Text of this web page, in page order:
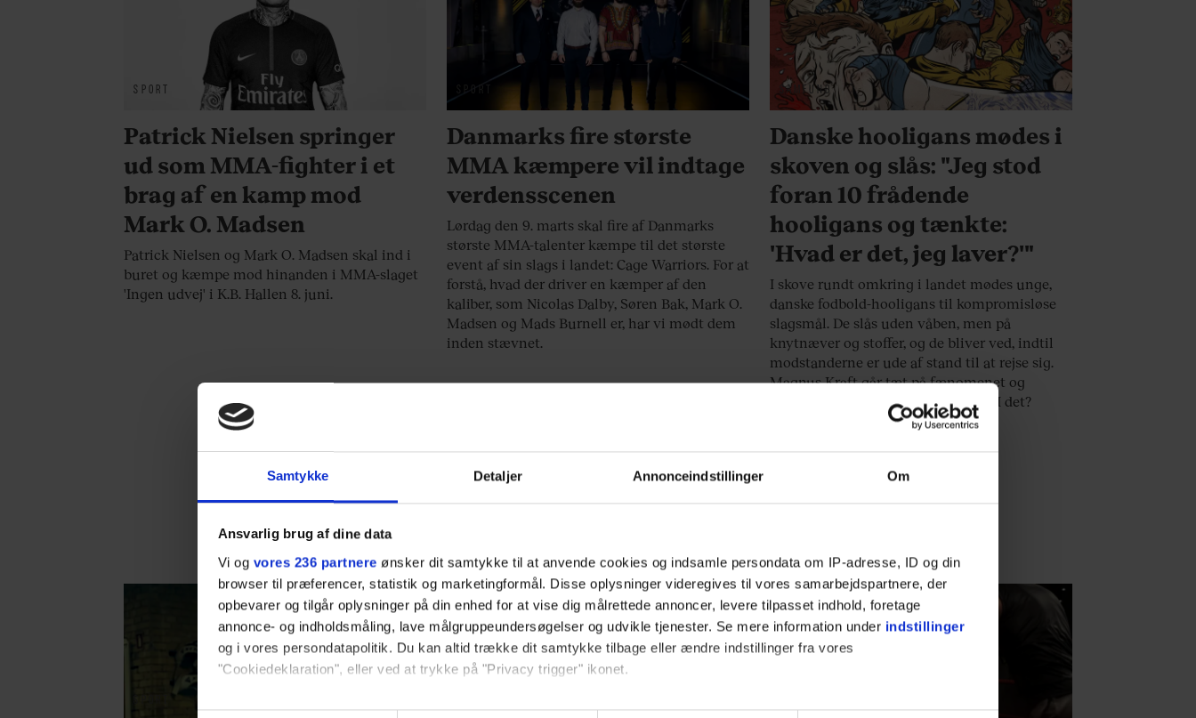
Samtykke Detaljer Annonceindstillinger Om
Ansvarlig brug af dine data
Vi og vores 236 partnere ønsker dit samtykke til at anvende cookies og indsamle persondata om IP-adresse, ID og din
browser til præferencer, statistik og marketingformål. Disse oplysninger videregives til vores samarbejdspartnere, der
opbevarer og tilgår oplysninger på din enhed for at vise dig målrettede annoncer, levere tilpasset indhold, foretage
annonce- og indholdsmåling, lave målgruppeundersøgelser og udvikle tjenester. Se mere information under indstillinger
og i vores persondatapolitik. Du kan altid trække dit samtykke tilbage eller ændre indstillinger fra vores
"Cookiedeklaration", eller ved at trykke på "Privacy trigger" ikonet.
Dine valg anvendes på hele websitet.
SPORT
Patrick Nielsen springer
ud som MMA-fighter i et
brag af en kamp mod
Mark O. Madsen
Patrick Nielsen og Mark O. Madsen skal ind i
buret og kæmpe mod hinanden i MMA-slaget
'Ingen udvej' i K.B. Hallen 8. juni.
Danmarks fire største
MMA kæmpere vil indtage
verdensscenen
Lørdag den 9. marts skal fire af Danmarks
største MMA-talenter kæmpe til det største
event af sin slags i landet: Cage Warriors. For at
forstå, hvad der driver en kæmper af den
kaliber, som Nicolas Dalby, Søren Bak, Mark O.
Madsen og Mads Burnell er, har vi mødt dem
inden stævnet.
SAMFUND
Danske hooligans mødes i
skoven og slås: "Jeg stod
foran 10 frådende
hooligans og tænkte:
'Hvad er det, jeg laver?'"
I skove rundt omkring i landet mødes unge,
danske fodbold-hooligans til kompromisløse
slagsmål. De slås uden våben, men på
knytnæver og stoffer, og de bliver ved, indtil
modstanderne er ude af stand til at rejse sig.
Magnus Kraft går tæt på fænomenet og
spørger en skovbokser: Hvorfor gør I det?